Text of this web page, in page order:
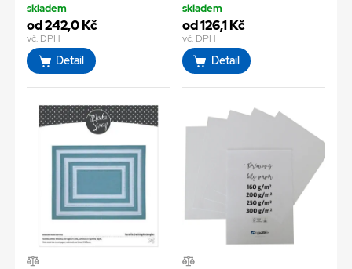
skladem
od 242,0 Kč
vč. DPH
Detail
skladem
od 126,1 Kč
vč. DPH
Detail